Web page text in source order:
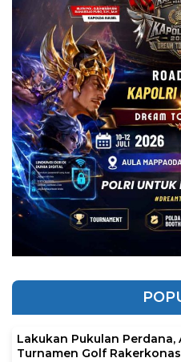
Lakukan Pukulan Perdana,
Turnamen Golf Rakerkonas